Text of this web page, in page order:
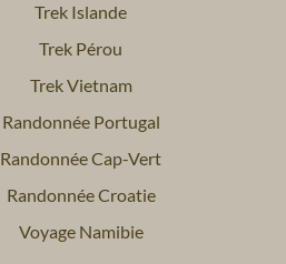
Trek Islande
Trek Pérou
Trek Vietnam
Randonnée Portugal
Randonnée Cap-Vert
Randonnée Croatie
Voyage Namibie